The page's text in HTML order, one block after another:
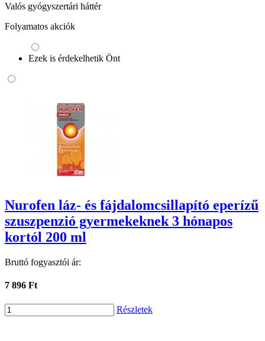
Valós gyógyszertári háttér
Folyamatos akciók
Ezek is érdekelhetik Önt
Nurofen láz- és fájdalomcsillapító eperízű
szuszpenzió gyermekeknek 3 hónapos
kortól 200 ml
Bruttó fogyasztói ár:
7 896 Ft
Részletek